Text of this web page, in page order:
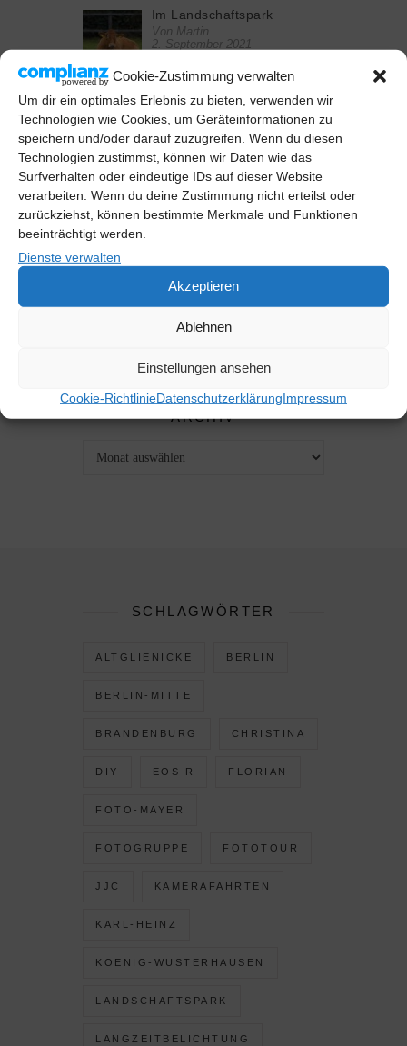
Cookie-Zustimmung verwalten
Um dir ein optimales Erlebnis zu bieten, verwenden wir
Technologien wie Cookies, um Geräteinformationen zu
speichern und/oder darauf zuzugreifen. Wenn du diesen
Technologien zustimmst, können wir Daten wie das
Surfverhalten oder eindeutige IDs auf dieser Website
verarbeiten. Wenn du deine Zustimmung nicht erteilst oder
zurückziehst, können bestimmte Merkmale und Funktionen
beeinträchtigt werden.
Dienste verwalten
Akzeptieren
Ablehnen
Einstellungen ansehen
Cookie-RichtlinieDatenschutzerklärungImpressum
Im Landschaftspark
Von Martin
2. September 2021
Das Tamron 150-600 G2
Von Martin
28. Juli 2021
Keine Kommentare
Das Mermaid-Shooting
ARCHIV
SCHLAGWÖRTER
ALTGLIENICKE BERLIN
BERLIN-MITTE
BRANDENBURG CHRISTINA
DIY EOS R FLORIAN
FOTO-MAYER
FOTOGRUPPE FOTOTOUR
JJC KAMERAFAHRTEN
KARL-HEINZ
KOENIG-WUSTERHAUSEN
LANDSCHAFTSPARK
LANGZEITBELICHTUNG